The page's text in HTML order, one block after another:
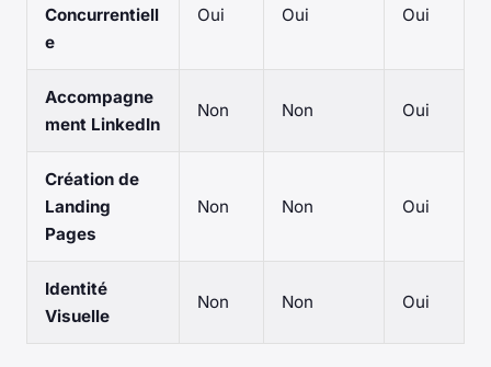
Concurrentiell
e
Oui Oui Oui
Accompagne
ment LinkedIn
Non Non Oui
Création de
Landing
Pages
Non Non Oui
Identité
Visuelle
Non Non Oui